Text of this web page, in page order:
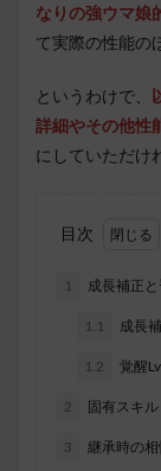
なりの強ウマ娘
て実際の性能の
というわけで
詳細やその他性
にしていただけ
目次
1 成長補正
1.1 成長
1.2 覚醒
2 固有スキ
3 継承時の相